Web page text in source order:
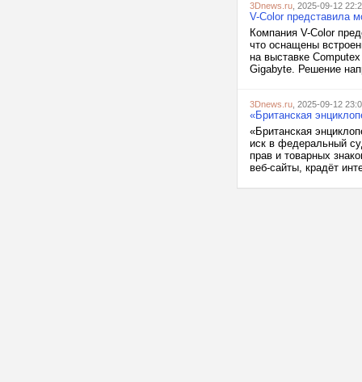
3Dnews.ru , 2025-09-12
V-Color представила
Компания V-Color
что оснащены
на выставке
Gigabyte. Решение
3Dnews.ru , 2025-09-12
«Британская
«Британская
иск в федеральный
прав и товарных
веб-сайты, крадёт